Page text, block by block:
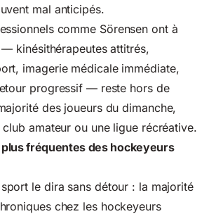
mal anticipés.
comme Sörensen ont à
kinésithérapeutes attitrés,
imagerie médicale immédiate,
progressif — reste hors de
des joueurs du dimanche,
amateur ou une ligue récréative.
fréquentes des hockeyeurs
le dira sans détour : la majorité
chez les hockeyeurs